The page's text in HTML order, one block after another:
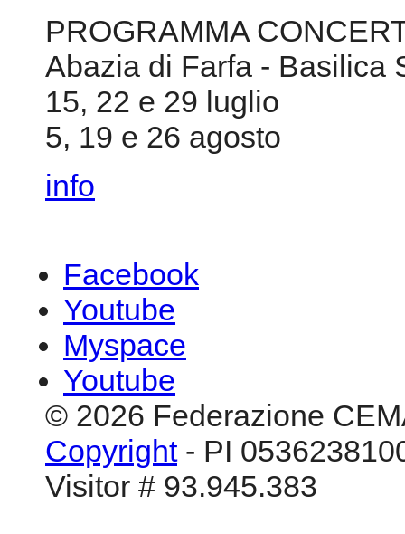
PROGRAMMA
Abazia di Farfa - Basilica
15, 22 e 29 luglio
5, 19 e 26 agosto
info
Facebook
Youtube
Myspace
Youtube
© 2026 Federazione
Copyright- PI
Visitor # 93.945.383